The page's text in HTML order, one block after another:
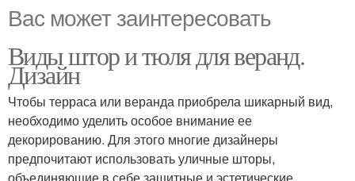
Вас может заинтересовать
Виды штор и тюля для веранд.
Дизайн
Чтобы терраса или веранда приобрела шикарный вид,
необходимо уделить особое внимание ее
декорированию. Для этого многие дизайнеры
предпочитают использовать уличные шторы,